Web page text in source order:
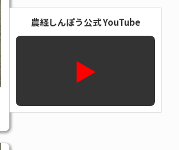
農経しんぽう公式 YouTube
▶